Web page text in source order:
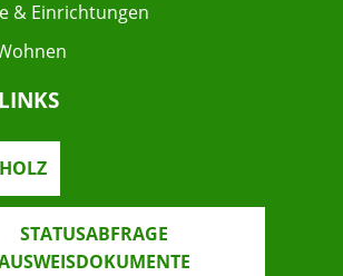
& Einrichtungen
STATUSABFRAGE